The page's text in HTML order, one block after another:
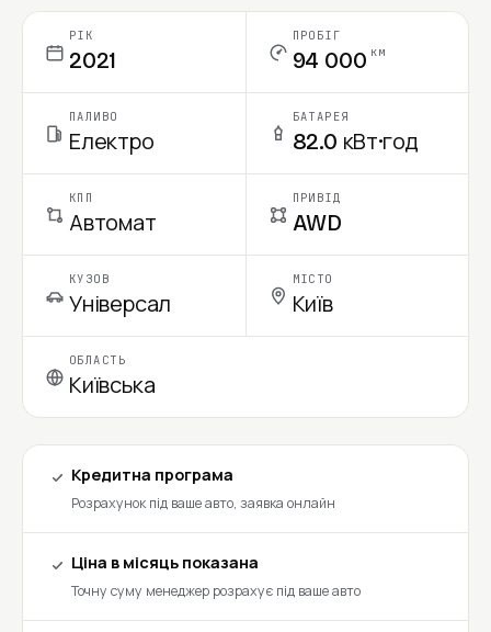
РІК
2021
ПРОБІГ
94 000 км
ПАЛИВО
Електро
БАТАРЕЯ
82.0 кВт·год
КПП
Автомат
ПРИВІД
AWD
КУЗОВ
Універсал
МІСТО
Київ
ОБЛАСТЬ
Київська
Кредитна програма
Розрахунок під ваше авто, заявка онлайн
Ціна в місяць показана
Точну суму менеджер розрахує під ваше авто